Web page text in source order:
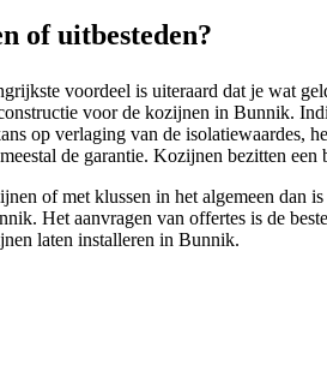
of uitbesteden?
voordeel is uiteraard dat je wat
voor de kozijnen in Bunnik.
op verlaging van de
de garantie. Kozijnen bezitten
of met klussen in het algemeen
Het aanvragen van offertes is de
laten installeren in Bunnik.